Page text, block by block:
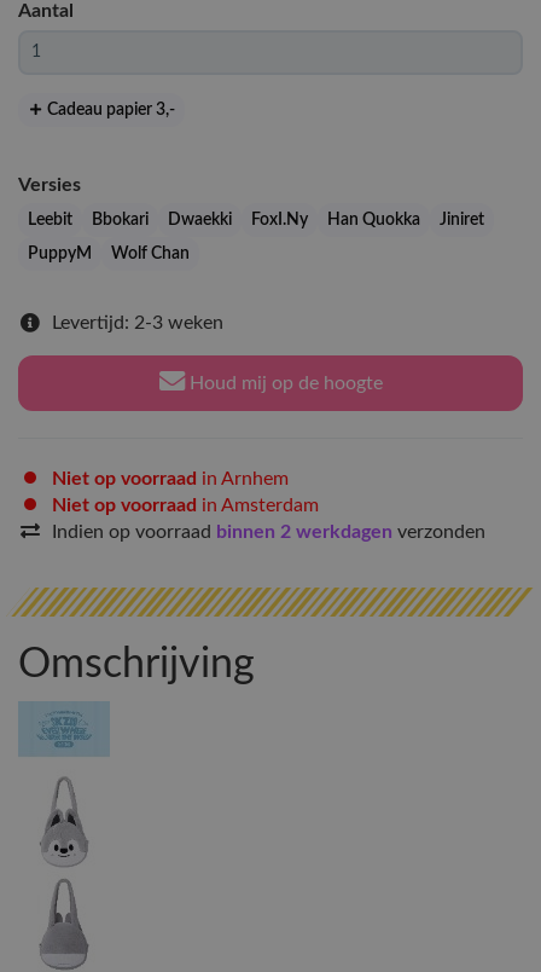
Aantal
Cadeau papier 3,-
Versies
Leebit Bbokari Dwaekki FoxI.Ny Han Quokka
Jiniret
PuppyM
Wolf Chan
Levertijd: 2-3 weken
Houd mij op de hoogte
Niet op voorraad in Arnhem
Niet op voorraad in Amsterdam
Indien op voorraad binnen 2 werkdagen verzonden
Omschrijving